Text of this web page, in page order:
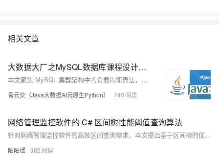
相关文章
大数据大厂之MySQL数据库课程设计：揭秘MySQL集群架构负载均衡核心算法：从理论到Java代码实战，让你的数据库性能飙升！
本文聚焦 MySQL 集群架构中的负载均衡算法，阐述其重要性。详细介绍轮询、加权轮询、最少连接、加权最少连接、随机、源地址哈希等常用算法，分析各自优缺点及适用场景。并提供 Java 语言代码实现示例，助力直观理解。文章结构清晰，语言通俗易懂，对理解和应用负载均衡算法具有实用价值和参考价值。
青云交（Java大数据AI云原生Python） 740
网络管理监控软件的 C# 区间树性能阈值查询算法
针对网络管理监控软件的高效区间查询需求，本文提出基于区间树的优化方案。传统线性遍历效率低，10万条数据查询超800ms，难以满足实时性要求。区间树以平衡二叉搜索树结构，结合节点最大值剪枝策略，将查询复杂度从O(N)降至O(logN+K)，显著提升性能。通过C#实现，支持按指标类型分组建树、增量插入与多维度联合查询，在10万记录下查询耗时仅约2.8ms，内存占用降低35%。测试表明，该方案有效解决高负载场景下的响应延迟问题，助力管理员快速定位异常设备，提升运维效率与系统稳定性。
陌陌谣 382